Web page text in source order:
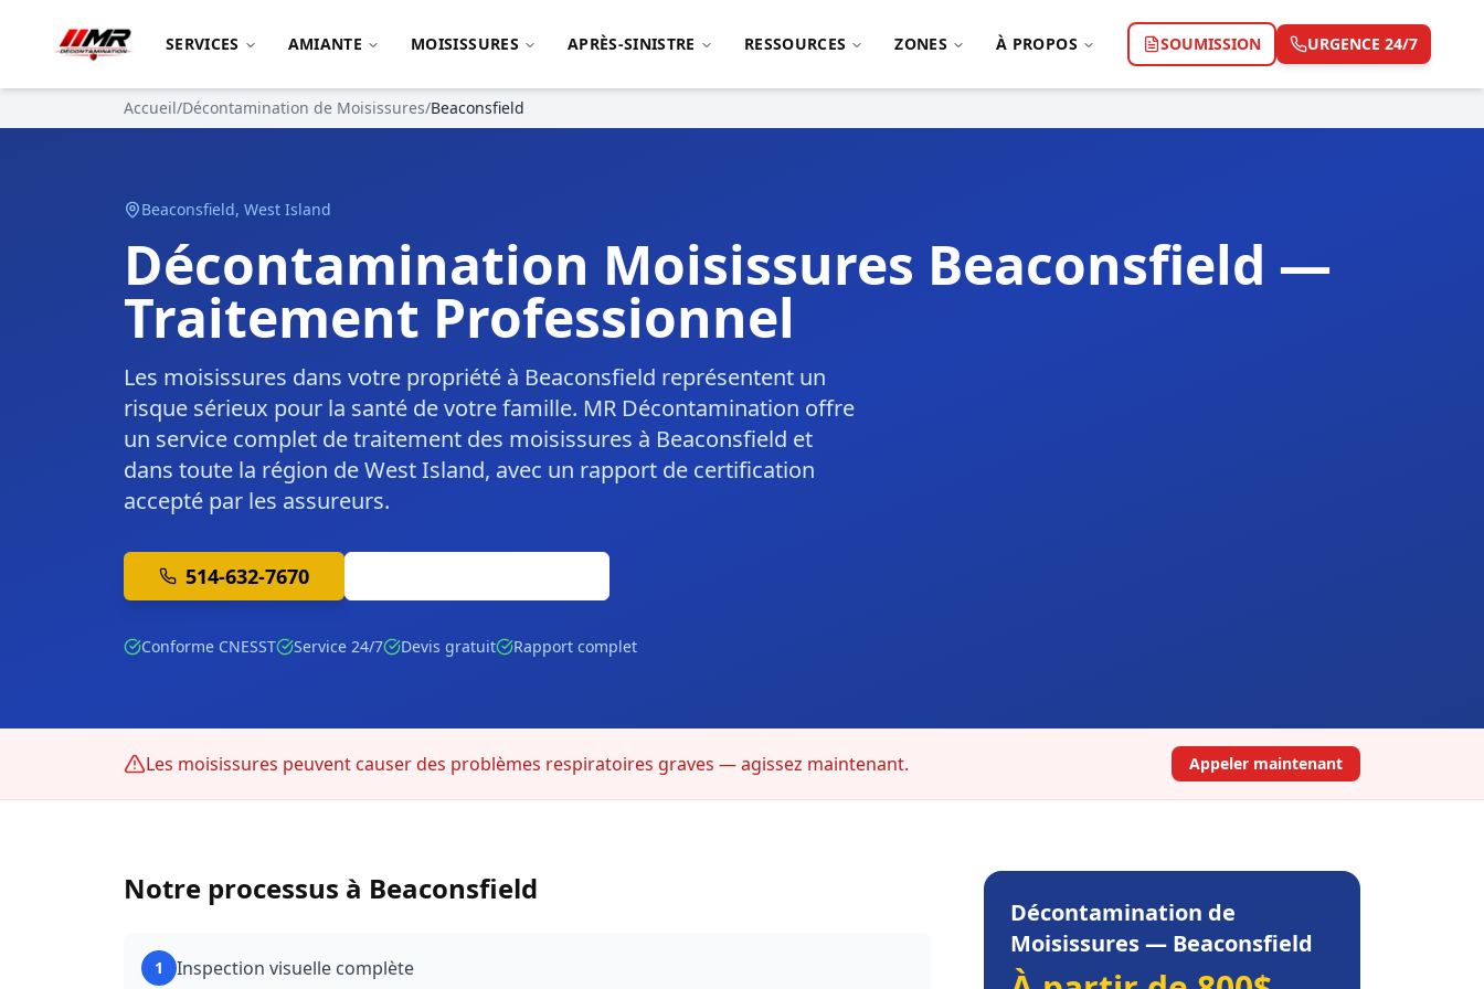
SERVICES AMIANTE MOISISSURES APRÈS-SINISTRE RESSOURCES ZONES À PROPOS SOUMISSION URGENCE 24/7
Accueil/Décontamination de Moisissures/Beaconsfield
Beaconsfield, West Island
Décontamination Moisissures Beaconsfield —
Traitement Professionnel
Les moisissures dans votre propriété à Beaconsfield représentent un
risque sérieux pour la santé de votre famille. MR Décontamination offre
un service complet de traitement des moisissures à Beaconsfield et
dans toute la région de West Island, avec un rapport de certification
accepté par les assureurs.
514-632-7670
Conforme CNESST Service 24/7 Devis gratuit Rapport complet
Les moisissures peuvent causer des problèmes respiratoires graves — agissez maintenant. Appeler maintenant
Notre processus à Beaconsfield
1 Inspection visuelle complète
Décontamination de
Moisissures— Beaconsfield